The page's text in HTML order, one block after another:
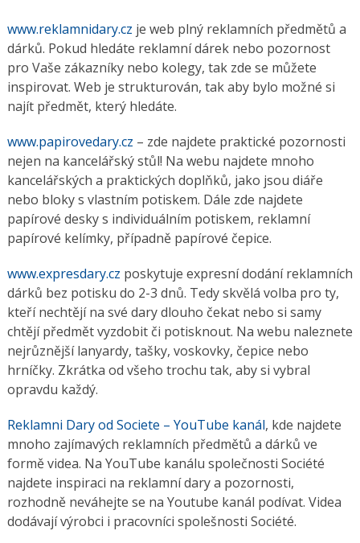
www.reklamnidary.cz je web plný reklamních předmětů a
dárků. Pokud hledáte reklamní dárek nebo pozornost
pro Vaše zákazníky nebo kolegy, tak zde se můžete
inspirovat. Web je strukturován, tak aby bylo možné si
najít předmět, který hledáte.
www.papirovedary.cz – zde najdete praktické pozornosti
nejen na kancelářský stůl! Na webu najdete mnoho
kancelářských a praktických doplňků, jako jsou diáře
nebo bloky s vlastním potiskem. Dále zde najdete
papírové desky s individuálním potiskem, reklamní
papírové kelímky, případně papírové čepice.
www.expresdary.cz poskytuje expresní dodání reklamních
dárků bez potisku do 2-3 dnů. Tedy skvělá volba pro ty,
kteří nechtějí na své dary dlouho čekat nebo si samy
chtějí předmět vyzdobit či potisknout. Na webu naleznete
nejrůznější lanyardy, tašky, voskovky, čepice nebo
hrníčky. Zkrátka od všeho trochu tak, aby si vybral
opravdu každý.
Reklamni Dary od Societe – YouTube kanál, kde najdete
mnoho zajímavých reklamních předmětů a dárků ve
formě videa. Na YouTube kanálu společnosti Société
najdete inspiraci na reklamní dary a pozornosti,
rozhodně neváhejte se na Youtube kanál podívat. Videa
dodávají výrobci i pracovníci spolešnosti Société.